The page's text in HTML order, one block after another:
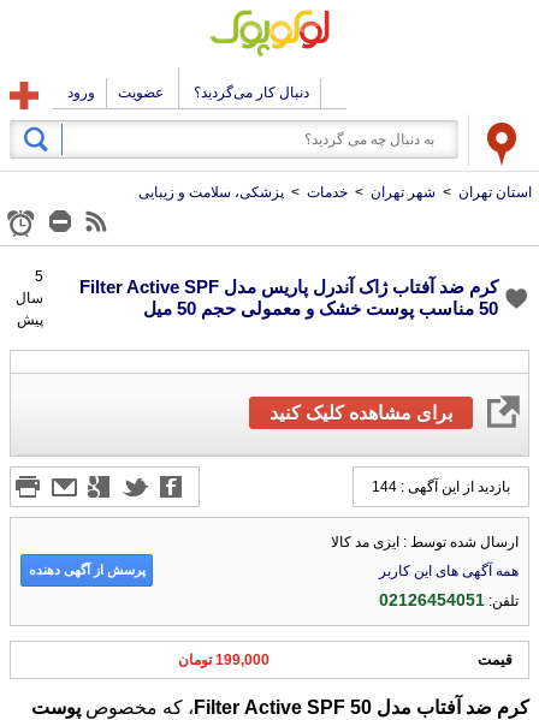
دنبال کار می‌گردید؟ عضویت ورود
استان تهران > شهر تهران > خدمات > پزشکی، سلامت و زیبایی
کرم ضد آفتاب ژاک آندرل پاریس مدل Filter Active SPF
50 مناسب پوست خشک و معمولی حجم 50 میل
5
سال
پیش
برای مشاهده کلیک کنید
بازدید از این آگهی : 144
ارسال شده توسط : ایزی مد کالا
همه آگهی های این کاربر
تلفن:02126454051
پرسش از آگهی دهنده
قیمت 199,000 تومان
کرم ضد آفتاب مدل Filter Active SPF 50 ، که مخصوص پوست